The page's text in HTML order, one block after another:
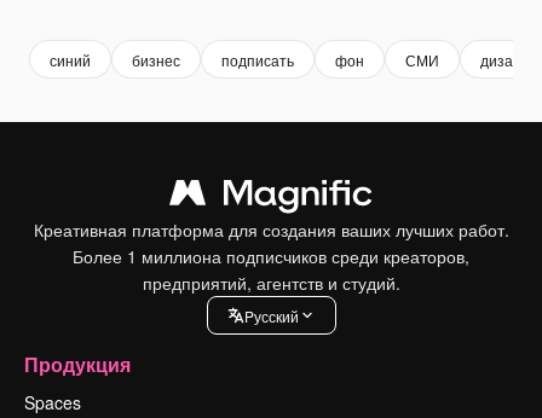
синий бизнес подписать фон СМИ дизайн
Креативная платформа для создания ваших лучших работ.
Более 1 миллиона подписчиков среди креаторов,
предприятий, агентств и студий.
Pусский
Продукция
Spaces